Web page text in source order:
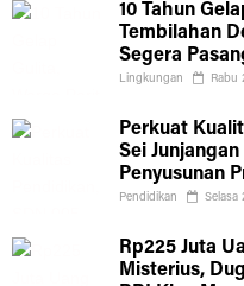
10 Tahun
Tembilahan
Segera
Lingkungan Rabu
Perkuat
Sei
Penyusunan
Pendidikan Selasa
Rp225 Juta
Misterius,